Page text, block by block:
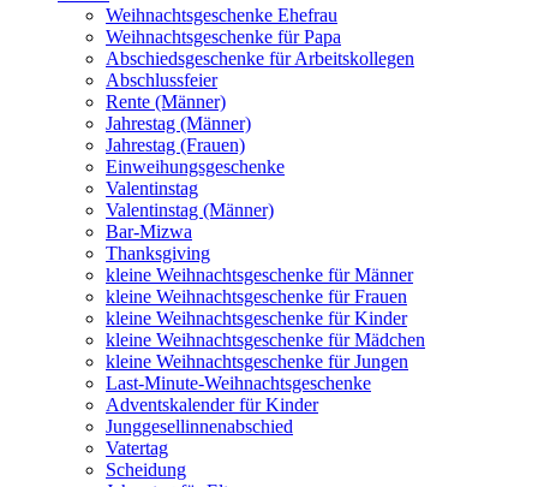
Weihnachtsgeschenke Ehefrau
Weihnachtsgeschenke für Papa
Abschiedsgeschenke für Arbeitskollegen
Abschlussfeier
Rente (Männer)
Jahrestag (Männer)
Jahrestag (Frauen)
Einweihungsgeschenke
Valentinstag
Valentinstag (Männer)
Bar-Mizwa
Thanksgiving
kleine Weihnachtsgeschenke für Männer
kleine Weihnachtsgeschenke für Frauen
kleine Weihnachtsgeschenke für Kinder
kleine Weihnachtsgeschenke für Mädchen
kleine Weihnachtsgeschenke für Jungen
Last-Minute-Weihnachtsgeschenke
Adventskalender für Kinder
Junggesellinnenabschied
Vatertag
Scheidung